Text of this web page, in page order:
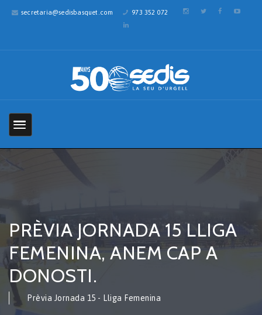
secretaria@sedisbasquet.com 973 352 072
PRÈVIA JORNADA 15 LLIGA
FEMENINA, ANEM CAP A
DONOSTI.
Prèvia Jornada 15 - Lliga Femenina